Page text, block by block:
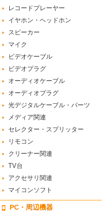
レコードプレーヤー
イヤホン・ヘッドホン
スピーカー
マイク
ビデオケーブル
ビデオプラグ
オーディオケーブル
オーディオプラグ
光デジタルケーブル・パーツ
メディア関連
セレクター・スプリッター
リモコン
クリーナー関連
TV台
アクセサリ関連
マイコンソフト
PC・周辺機器